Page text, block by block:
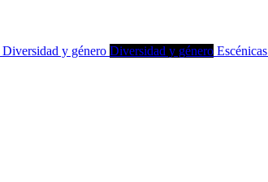
Diversidad y género Diversidad y género Escénicas